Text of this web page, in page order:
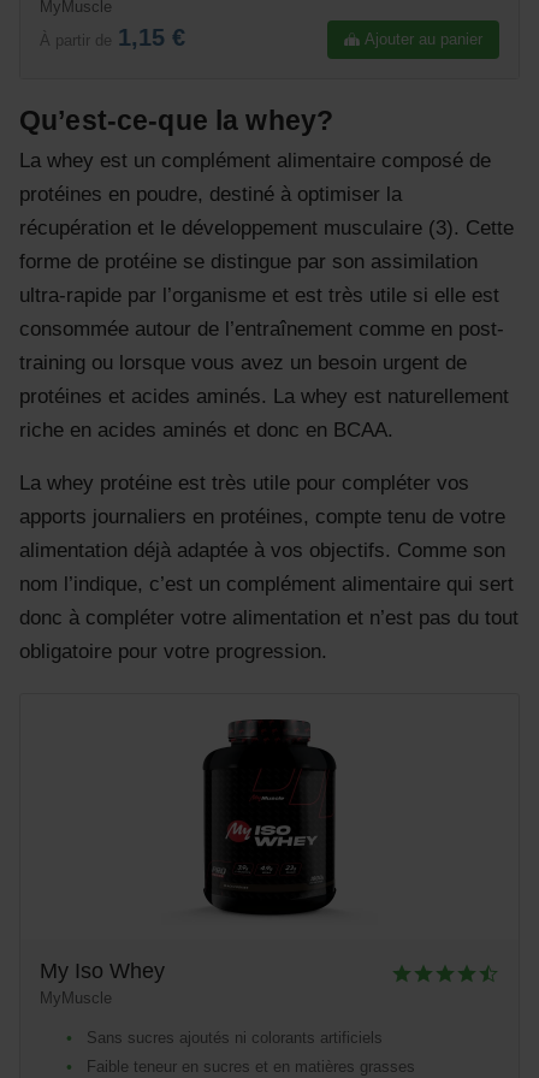
MyMuscle
À partir de 1,15 € Ajouter au panier
Qu’est-ce-que la whey?
La whey est un complément alimentaire composé de
protéines en poudre, destiné à optimiser la
récupération et le développement musculaire (3). Cette
forme de protéine se distingue par son assimilation
ultra-rapide par l’organisme et est très utile si elle est
consommée autour de l’entraînement comme en post-
training ou lorsque vous avez un besoin urgent de
protéines et acides aminés. La whey est naturellement
riche en acides aminés et donc en BCAA.
La whey protéine est très utile pour compléter vos
apports journaliers en protéines, compte tenu de votre
alimentation déjà adaptée à vos objectifs. Comme son
nom l’indique, c’est un complément alimentaire qui sert
donc à compléter votre alimentation et n’est pas du tout
obligatoire pour votre progression.
My Iso Whey
MyMuscle
Sans sucres ajoutés ni colorants artificiels
Faible teneur en sucres et en matières grasses